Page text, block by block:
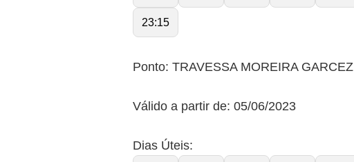
23:15
Ponto: TRAVESSA MOREIRA GARCEZ
Válido a partir de: 05/06/2023
Dias Úteis: